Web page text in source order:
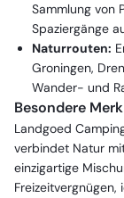
Sammlung von
Spaziergänge
Naturrouten:
Groningen,
Wander- und
Besondere
Landgoed
verbindet Natur
einzigartige